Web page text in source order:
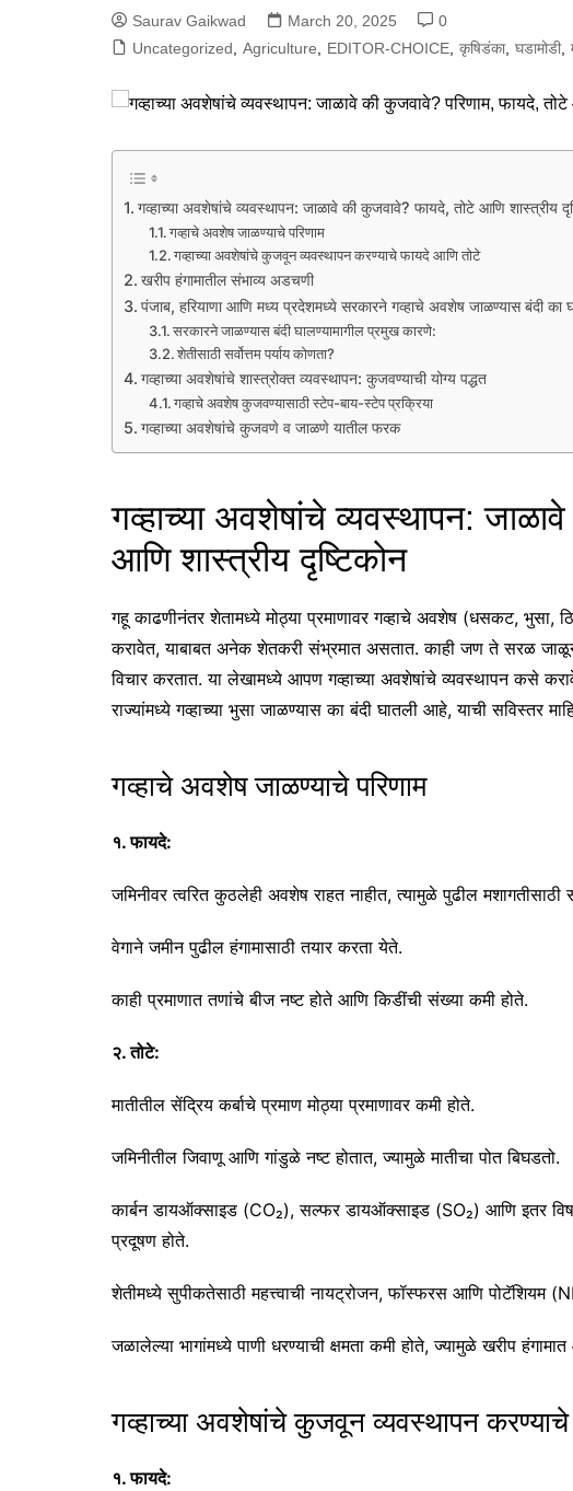
Saurav Gaikwad March 20, 2025
0
Uncategorized
Agriculture EDITOR-CHOICE कृषिडंका, घडामोडी,
गव्हाच्या अवशेषांचे व्यवस्थापन: जाळावे की कुजवावे? फायदे, तोटे आणि शास्त्रीय
गव्हाचे अवशेष जाळण्याचे परिणाम
गव्हाच्या अवशेषांचे कुजवून व्यवस्थापन करण्याचे फायदे आणि तोटे
खरीप हंगामातील संभाव्य अडचणी
पंजाब, हरियाणा आणि मध्य प्रदेशमध्ये सरकारने गव्हाचे अवशेष जाळण्यास बंदी का
सरकारने जाळण्यास बंदी घालण्यामागील प्रमुख कारणे:
शेतीसाठी सर्वोत्तम पर्याय कोणता?
गव्हाच्या अवशेषांचे शास्त्रोक्त व्यवस्थापन: कुजवण्याची योग्य पद्धत
गव्हाचे अवशेष कुजवण्यासाठी स्टेप-बाय-स्टेप प्रक्रिया
गव्हाच्या अवशेषांचे कुजवणे व जाळणे यातील फरक
गव्हाच्या अवशेषांचे व्यवस्थापन:
आणि शास्त्रीय दृष्टिकोन
गहू काढणीनंतर शेतामध्ये मोठ्या प्रमाणावर गव्हाचे अवशेष (धसकट, भुसा,
करावेत, याबाबत अनेक शेतकरी संभ्रमात असतात. काही जण ते सरळ
विचार करतात. या लेखामध्ये आपण गव्हाच्या अवशेषांचे व्यवस्थापन कसे
राज्यांमध्ये गव्हाच्या भुसा जाळण्यास का बंदी घातली आहे, याची सविस्तर
गव्हाचे अवशेष जाळण्याचे परिणाम
१. फायदे:
जमिनीवर त्वरित कुठलेही अवशेष राहत नाहीत, त्यामुळे पुढील
वेगाने जमीन पुढील हंगामासाठी तयार करता येते.
काही प्रमाणात तणांचे बीज नष्ट होते आणि किडींची संख्या कमी होते.
२. तोटे:
मातीतील सेंद्रिय कर्बाचे प्रमाण मोठ्या प्रमाणावर कमी होते.
जमिनीतील जिवाणू आणि गांडुळे नष्ट होतात, ज्यामुळे मातीचा पोत बिघडतो.
कार्बन डायऑक्साइड (CO₂), सल्फर डायऑक्साइड (SO₂) आणि इतर
प्रदूषण होते.
शेतीमध्ये सुपीकतेसाठी महत्त्वाची नायट्रोजन, फॉस्फरस आणि पोटॅशियम
जळालेल्या भागांमध्ये पाणी धरण्याची क्षमता कमी होते, ज्यामुळे खरीप
गव्हाच्या अवशेषांचे कुजवून व्यवस्थापन
१. फायदे: